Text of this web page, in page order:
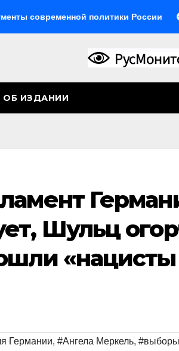
политики России
ОБ ИЗДАНИИ
Шульц
Германии, #Ангела Меркель, #выборы